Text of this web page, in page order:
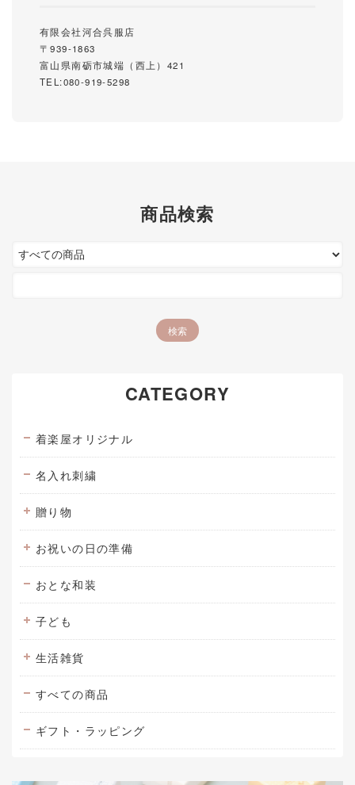
商品検索
CATEGORY
着楽屋オリジナル
名入れ刺繍
贈り物
お祝いの日の準備
おとな和装
子ども
生活雑貨
すべての商品
ギフト・ラッピング
有限会社河合呉服店
〒939-1863
富山県南砺市城端（西上）421
TEL:080-919-5298